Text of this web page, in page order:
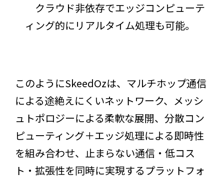
クラウド非依存でエッジコンピューテ
ィング的にリアルタイム処理も可能。
このようにSkeedOzは、マルチホップ通信
による途絶えにくいネットワーク、メッシ
ュトポロジーによる柔軟な展開、分散コン
ピューティング＋エッジ処理による即時性
を組み合わせ、止まらない通信・低コス
ト・拡張性を同時に実現するプラットフォ